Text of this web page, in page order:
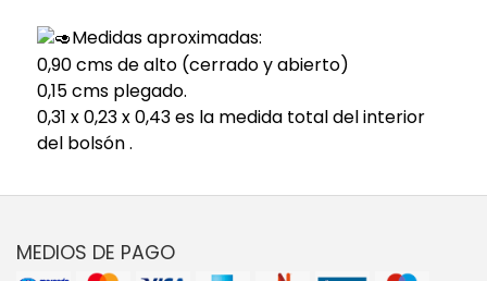
Medidas aproximadas:
0,90 cms de alto (cerrado y abierto)
0,15 cms plegado.
0,31 x 0,23 x 0,43 es la medida total del interior
del bolsón .
MEDIOS DE PAGO